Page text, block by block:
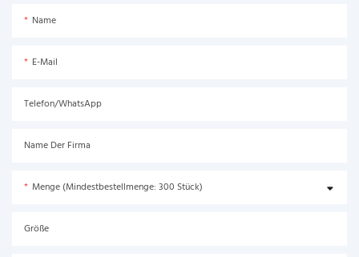
Name
E-Mail
Telefon/WhatsApp
Name Der Firma
Menge (Mindestbestellmenge: 300 Stück)
Größe